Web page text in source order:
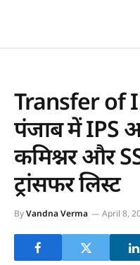
Transfer of
पंजाब में IPS
कमिश्नर और
ट्रांसफर लिस्ट
ByVandna Verma April 8,